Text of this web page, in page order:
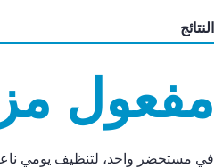
النتائج
مفعول
في مستحضر واحد، لتنظيف يومي